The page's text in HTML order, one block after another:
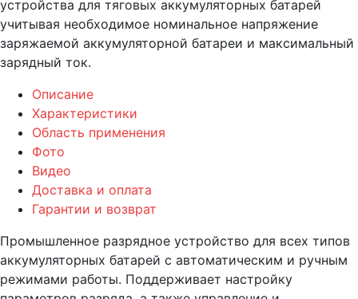
устройства для тяговых аккумуляторных батарей
учитывая необходимое номинальное напряжение
заряжаемой аккумуляторной батареи и максимальный
зарядный ток.
Описание
Характеристики
Область применения
Фото
Видео
Доставка и оплата
Гарантии и возврат
Промышленное разрядное устройство для всех типов
аккумуляторных батарей с автоматическим и ручным
режимами работы. Поддерживает настройку